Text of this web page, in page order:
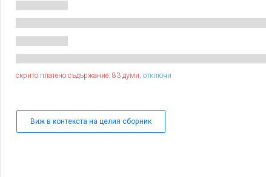
скрито платено съдържание: 83 думи; отключи
Виж в контекста на целия сборник